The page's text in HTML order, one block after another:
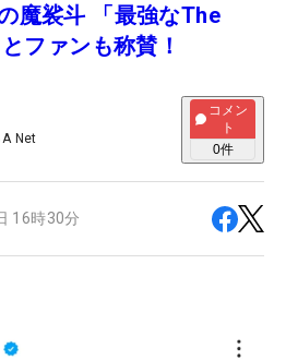
魔裟斗 「最強なThe
ファンも称賛！
Net
コメン
ト
0件
16時30分